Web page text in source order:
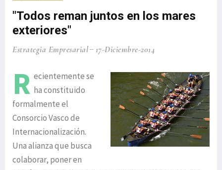
"Todos reman juntos en los mares
exteriores"
Estrategia Empresarial 17-Diciembre-2014
R ecientemente se
ha constituido
formalmente el
Consorcio Vasco de
Internacionalización.
Una alianza que busca
colaborar, poner en